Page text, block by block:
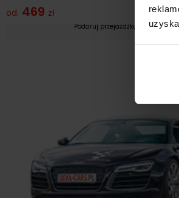
od: 469 zł
Podaruj przejażdżkę szybkim